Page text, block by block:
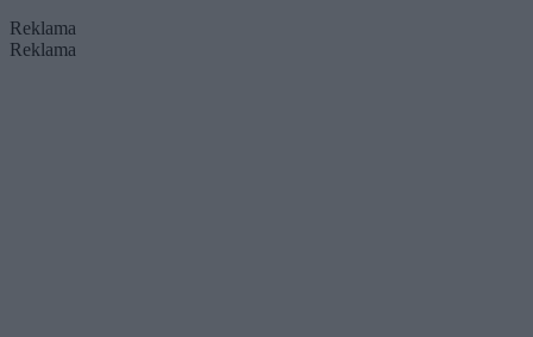
Reklama
Reklama